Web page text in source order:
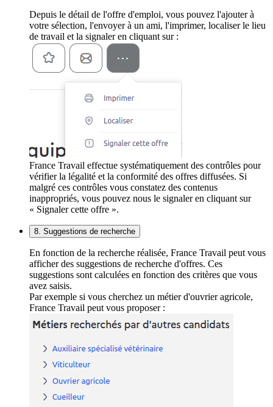
Depuis le détail de l'offre d'emploi, vous pouvez l'ajouter à
votre sélection, l'envoyer à un ami, l'imprimer, localiser le lieu
de travail et la signaler en cliquant sur :
France Travail effectue systématiquement des contrôles pour
vérifier la légalité et la conformité des offres diffusées. Si
malgré ces contrôles vous constatez des contenus
inappropriés, vous pouvez nous le signaler en cliquant sur
« Signaler cette offre ».
8. Suggestions de recherche
En fonction de la recherche réalisée, France Travail peut vous
afficher des suggestions de recherche d'offres. Ces
suggestions sont calculées en fonction des critères que vous
avez saisis.
Par exemple si vous cherchez un métier d'ouvrier agricole,
France Travail peut vous proposer :